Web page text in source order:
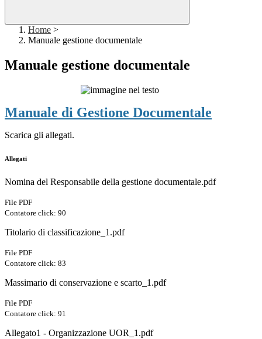
Home >
Manuale gestione documentale
Manuale gestione documentale
Manuale di Gestione Documentale
Scarica gli allegati.
Allegati
Nomina del Responsabile della gestione documentale.pdf
File PDF
Contatore click: 90
Titolario di classificazione_1.pdf
File PDF
Contatore click: 83
Massimario di conservazione e scarto_1.pdf
File PDF
Contatore click: 91
Allegato1 - Organizzazione UOR_1.pdf